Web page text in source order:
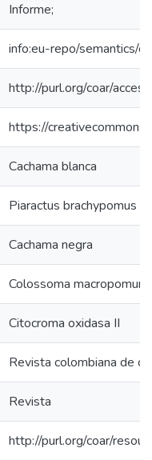
Informe;
info:eu-repo/semantics/
http://purl.org/coar/
https://
Cachama blanca
Piaractus brachypomus
Cachama negra
Colossoma macropomum
Citocroma oxidasa II
Revista colombiana de
Revista
http://purl.org/coar/